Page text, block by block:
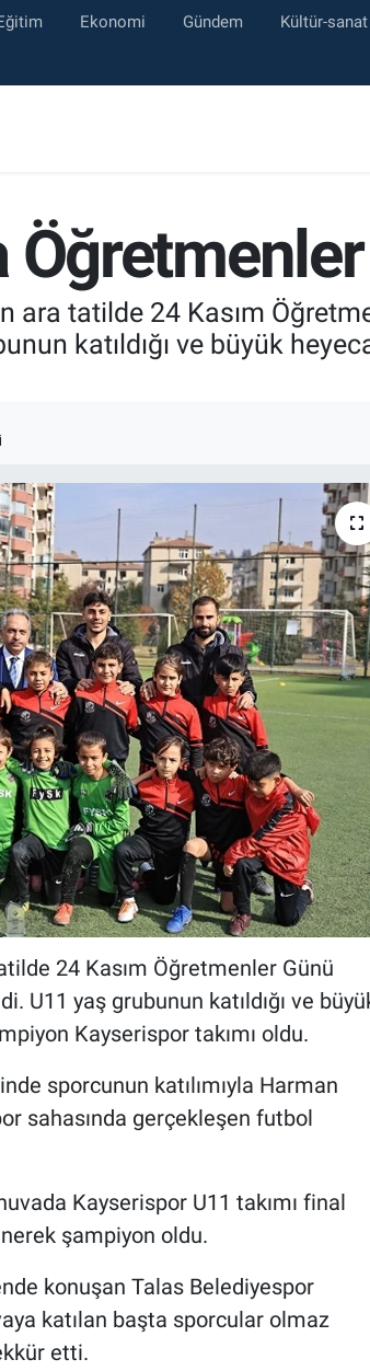
Ekonomi Gündem Kültür-sanat
ara tatilde 24 Kasım
katıldığı ve büyük
24 Kasım Öğretmenler Günü
U11 yaş grubunun katıldığı ve
Kayserispor takımı oldu.
sporcunun katılımıyla Harman
sahasında gerçekleşen futbol
Kayserispor U11 takımı final
şampiyon oldu.
konuşan Talas Belediyespor
katılan başta sporcular olmaz
etti.